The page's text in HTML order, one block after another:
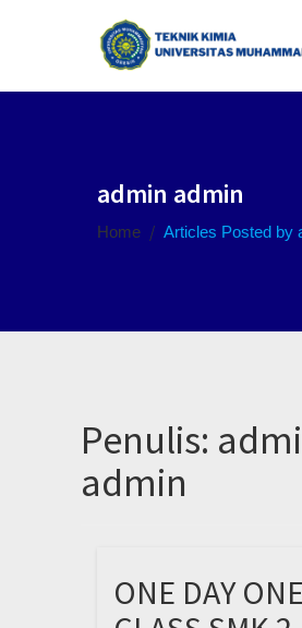
admin admin
Home / Articles Posted by
Penulis:
admin
ONE DAY ONE